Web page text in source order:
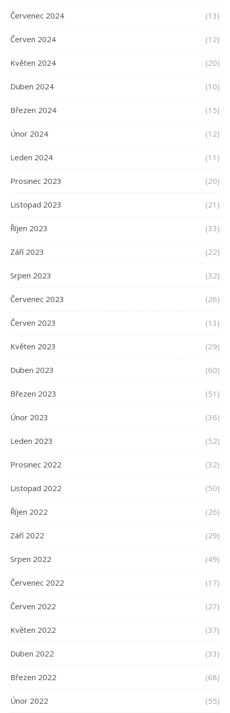
Červenec 2024 (13)
Červen 2024 (12)
Květen 2024 (20)
Duben 2024 (10)
Březen 2024 (15)
Únor 2024 (12)
Leden 2024 (11)
Prosinec 2023 (20)
Listopad 2023 (21)
Říjen 2023 (33)
Září 2023 (22)
Srpen 2023 (32)
Červenec 2023 (26)
Červen 2023 (13)
Květen 2023 (29)
Duben 2023 (60)
Březen 2023 (51)
Únor 2023 (36)
Leden 2023 (52)
Prosinec 2022 (32)
Listopad 2022 (50)
Říjen 2022 (26)
Září 2022 (29)
Srpen 2022 (49)
Červenec 2022 (17)
Červen 2022 (27)
Květen 2022 (37)
Duben 2022 (33)
Březen 2022 (68)
Únor 2022 (55)